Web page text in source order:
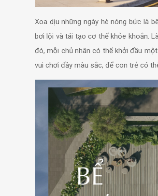
Xoa dịu những ngày hè nóng bức là
bơi lội và tái tạo cơ thể khỏe khoắn.
đó, mỗi chủ nhân có thể khởi đầu
vui chơi đầy màu sắc, để con trẻ có